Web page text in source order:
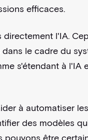
efficaces.
directement l'IA.
le cadre du
s'étendant à
à automatiser
des modèles